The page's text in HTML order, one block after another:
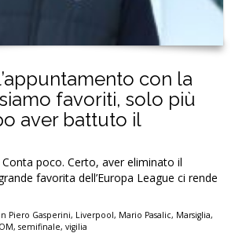
con la
favoriti, solo più
aver battuto il
Conta poco. Certo, aver eliminato il
favorita dell’Europa League ci rende
Piero Gasperini, Liverpool, Mario Pasalic, Marsiglia,
OM, semifinale, vigilia